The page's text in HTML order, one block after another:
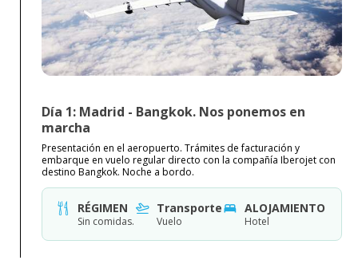
Día 1: Madrid - Bangkok. Nos ponemos en
marcha
Presentación en el aeropuerto. Trámites de facturación y
embarque en vuelo regular directo con la compañía Iberojet con
destino Bangkok. Noche a bordo.
RÉGIMEN
Sin comidas.
Transporte
Vuelo
ALOJAMIENTO
Hotel